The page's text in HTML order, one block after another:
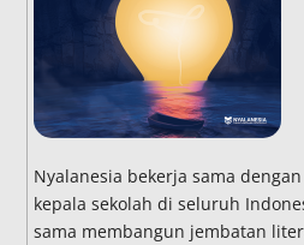
Nyalanesia bekerja sama
kepala sekolah di seluruh
sama membangun jembatan